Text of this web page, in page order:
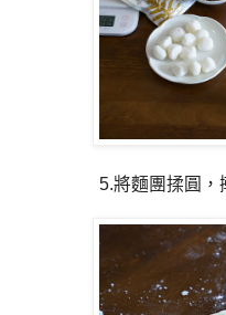
5.將麵團揉圓，